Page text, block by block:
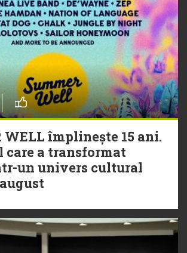
WELL împlinește 15 ani.
care a transformat
un univers cultural